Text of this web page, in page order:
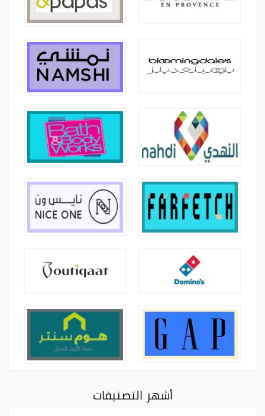
أشهر التصنيفات